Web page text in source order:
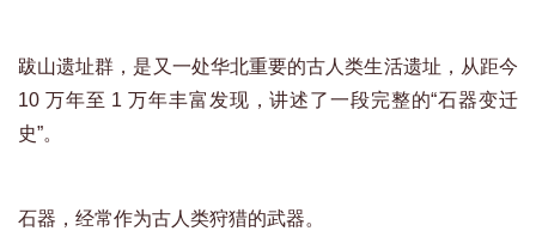
跋山遗址群，是又一处华北重要的古人类生活遗址，从距今
10 万年至 1 万年丰富发现，讲述了一段完整的“石器变迁
史”。
石器，经常作为古人类狩猎的武器。